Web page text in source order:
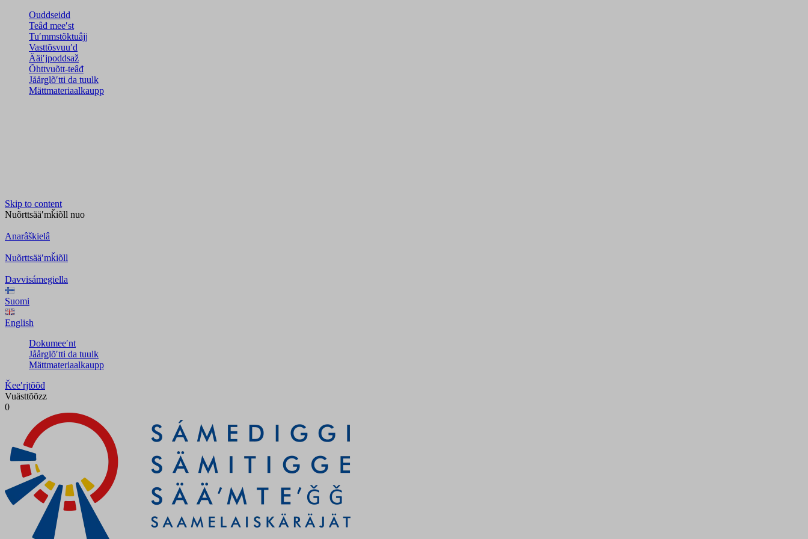
Ouddseidd
Teâđ meeʹst
Tuʹmmstõktuâjj
Vasttõsvuuʹd
Ääiʹjpoddsaž
Õhttvuõtt-teâđ
Jåårǥlõʹtti da tuulk
Mättmateriaalkaupp
Skip to content
Nuõrttsääʹmǩiõll nuo
Anarâškielâ
Nuõrttsääʹmǩiõll
Davvisámegiella
Suomi
English
Dokumeeʹnt
Jåårǥlõʹtti da tuulk
Mättmateriaalkaupp
Ǩeeʹrjtõõđ
Vuästtõõzz
0